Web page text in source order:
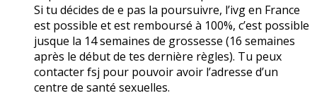
Si tu décides de e pas la poursuivre, l’ivg en France
est possible et est remboursé à 100%, c’est possible
jusque la 14 semaines de grossesse (16 semaines
après le début de tes dernière règles). Tu peux
contacter fsj pour pouvoir avoir l’adresse d’un
centre de santé sexuelles.